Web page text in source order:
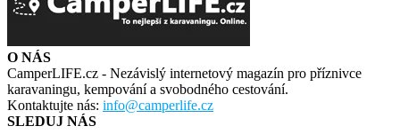
O NÁS
CamperLIFE.cz - Nezávislý internetový magazín pro příznivce
karavaningu, kempování a svobodného cestování.
Kontaktujte nás: info@camperlife.cz
SLEDUJ NÁS